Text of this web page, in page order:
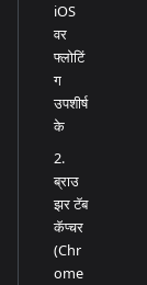
iOS
वर
फ्लोटिं
ग
उपशीर्ष
के
2.
ब्राउ
झर टॅब
कॅप्चर
(Chr
ome